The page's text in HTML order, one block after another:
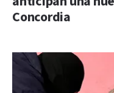
Concordia